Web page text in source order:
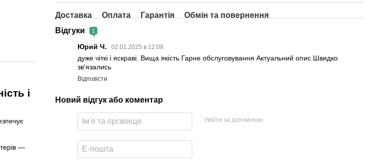
і
—
Доставка Оплата Гарантія
Обмін та повернення
Відгуки
1
Юрий Ч. 02.01.2025 в 12:09
дуже чіткі і яскраві. Вища якість Гарне обслуговування Актуальний опис Швидко
зв'язались
Відповісти
Новий відгук або коментар
Увійти за допомогою